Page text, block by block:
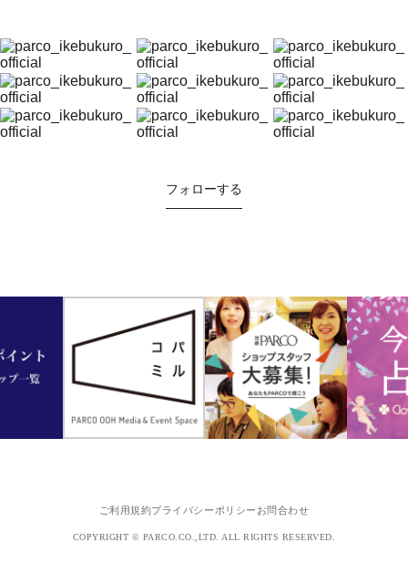
フォローする
ご利用規約プライバシーポリシー お問合わせ
COPYRIGHT © PARCO.CO.,LTD. ALL RIGHTS RESERVED.